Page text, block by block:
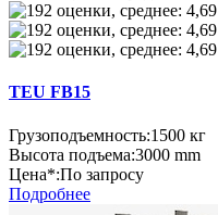
TEU FB15
Грузоподъемность:1500 кг
Высота подъема:3000 mm
Цена*:По запросу
Подробнее